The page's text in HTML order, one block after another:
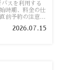
スを利用する
時期、料金の仕
前予約の注意点
2026.07.15